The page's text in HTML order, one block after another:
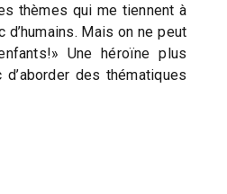
thèmes qui me tiennent à
Mais on ne peut
Une héroïne plus
des thématiques